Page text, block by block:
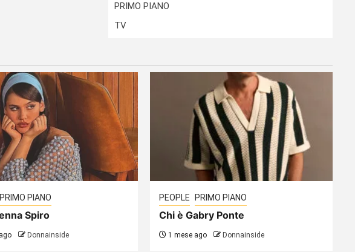
PRIMO PIANO
TV
PRIMO PIANO
Spiro
Donnainside
PEOPLE PRIMO PIANO
Chi è Gabry Ponte
1 mese ago Donnainside